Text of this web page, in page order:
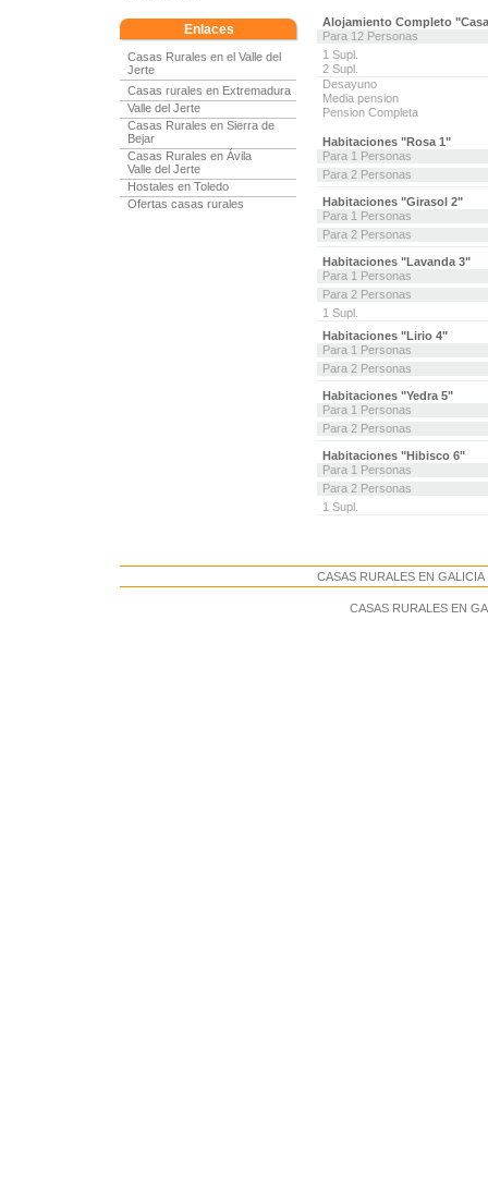
Enlaces
Casas Rurales en el Valle del
Jerte
Casas rurales en Extremadura
Valle del Jerte
Casas Rurales en Sierra de
Bejar
Casas Rurales en Ávila
Valle del Jerte
Hostales en Toledo
Ofertas casas rurales
Alojamiento Completo
Para 12 Personas
1 Supl.
2 Supl.
Desayuno
Media pension
Pension Completa
Habitaciones "Rosa 1"
Para 1 Personas
Para 2 Personas
Habitaciones "Girasol 2"
Para 1 Personas
Para 2 Personas
Habitaciones "Lavanda 3"
Para 1 Personas
Para 2 Personas
1 Supl.
Habitaciones "Lirio 4"
Para 1 Personas
Para 2 Personas
Habitaciones "Yedra 5"
Para 1 Personas
Para 2 Personas
Habitaciones "Hibisco 6"
Para 1 Personas
Para 2 Personas
1 Supl.
CASAS RURALES EN
CASAS RURALES EN